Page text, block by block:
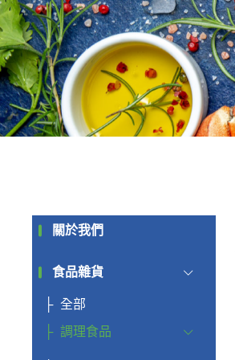
關於我們
食品雜貨
全部
調理食品